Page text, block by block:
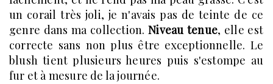
un corail très joli, je n'avais pas de teinte de ce
genre dans ma collection.Niveau tenue, elle est
correcte sans non plus être exceptionnelle. Le
blush tient plusieurs heures puis s'estompe au
fur et à mesure de la journée.